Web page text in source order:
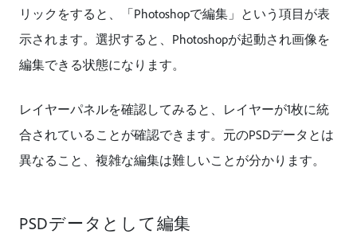
リックをすると、「Photoshopで編集」という項目が表
示されます。選択すると、Photoshopが起動され画像を
編集できる状態になります。
レイヤーパネルを確認してみると、レイヤーが1枚に統
合されていることが確認できます。元のPSDデータとは
異なること、複雑な編集は難しいことが分かります。
PSDデータとして編集